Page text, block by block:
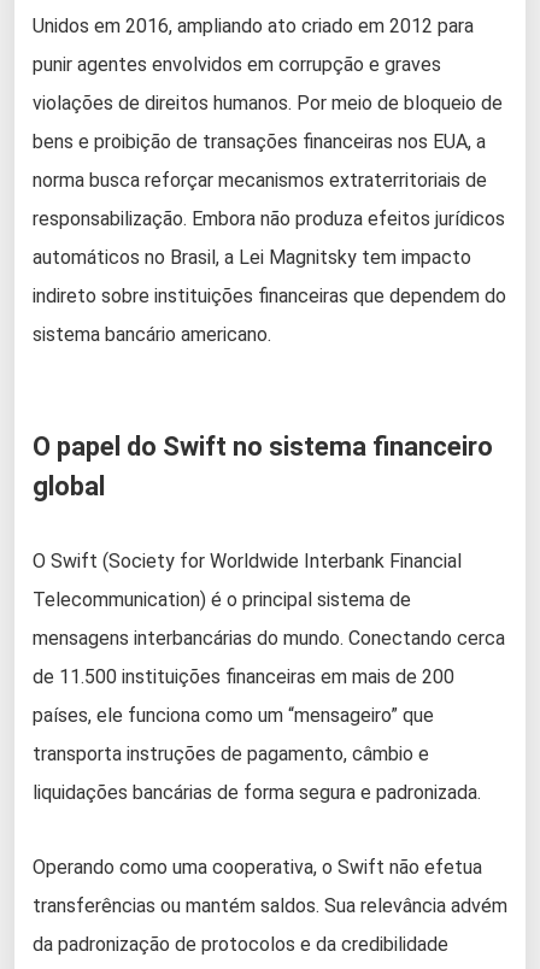
Unidos em 2016, ampliando ato criado em 2012 para
punir agentes envolvidos em corrupção e graves
violações de direitos humanos. Por meio de bloqueio de
bens e proibição de transações financeiras nos EUA, a
norma busca reforçar mecanismos extraterritoriais de
responsabilização. Embora não produza efeitos jurídicos
automáticos no Brasil, a Lei Magnitsky tem impacto
indireto sobre instituições financeiras que dependem do
sistema bancário americano.
O papel do Swift no sistema financeiro
global
O Swift (Society for Worldwide Interbank Financial
Telecommunication) é o principal sistema de
mensagens interbancárias do mundo. Conectando cerca
de 11.500 instituições financeiras em mais de 200
países, ele funciona como um “mensageiro” que
transporta instruções de pagamento, câmbio e
liquidações bancárias de forma segura e padronizada.
Operando como uma cooperativa, o Swift não efetua
transferências ou mantém saldos. Sua relevância advém
da padronização de protocolos e da credibilidade